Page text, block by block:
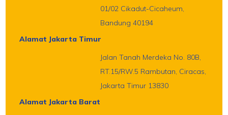
01/02 Cikadut-Cicaheum,
Bandung 40194
Alamat Jakarta Timur
Jalan Tanah Merdeka No. 80B,
RT.15/RW.5 Rambutan, Ciracas,
Jakarta Timur 13830
Alamat Jakarta Barat